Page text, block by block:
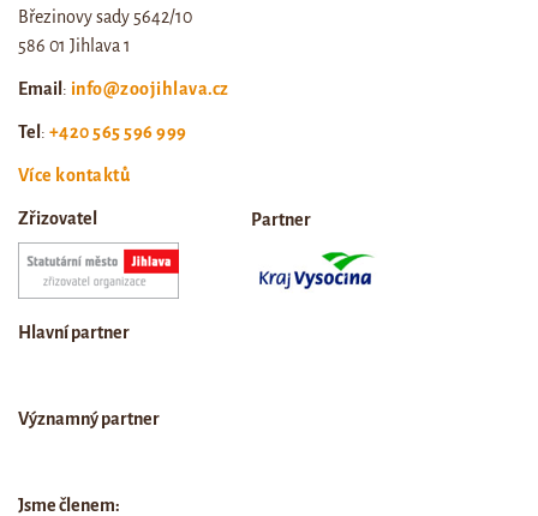
Březinovy sady 5642/10
586 01 Jihlava 1
Email : info@zoojihlava.cz
Tel : +420 565 596 999
Více kontaktů
Zřizovatel Partner
Hlavní partner
Významný partner
Jsme členem: